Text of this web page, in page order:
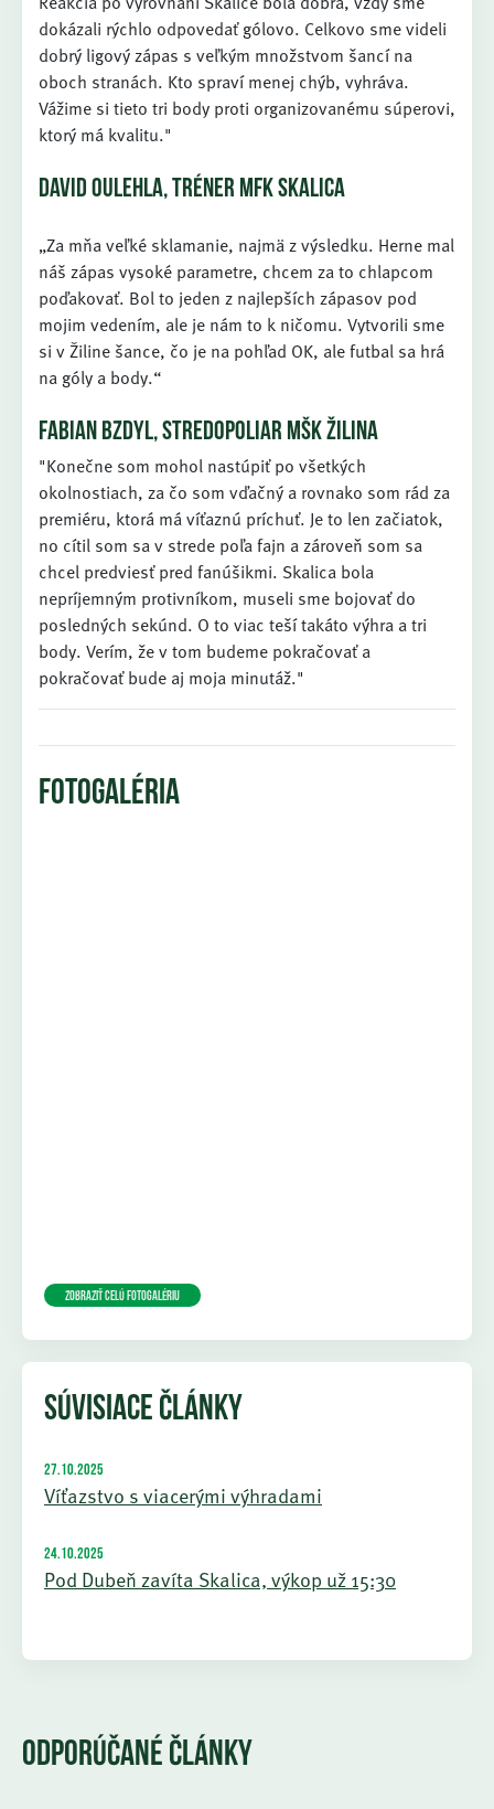
dokázali rýchlo odpovedať gólovo. Celkovo sme videli
dobrý ligový zápas s veľkým množstvom šancí na
oboch stranách. Kto spraví menej chýb, vyhráva.
Vážime si tieto tri body proti organizovanému súperovi,
ktorý má kvalitu."
DAVID OULEHLA, TRÉNER MFK SKALICA
„Za mňa veľké sklamanie, najmä z výsledku. Herne mal
náš zápas vysoké parametre, chcem za to chlapcom
poďakovať. Bol to jeden z najlepších zápasov pod
mojim vedením, ale je nám to k ničomu. Vytvorili sme
si v Žiline šance, čo je na pohľad OK, ale futbal sa hrá
na góly a body.“
FABIAN BZDYL, STREDOPOLIAR MŠK ŽILINA
"Konečne som mohol nastúpiť po všetkých
okolnostiach, za čo som vďačný a rovnako som rád za
premiéru, ktorá má víťaznú príchuť. Je to len začiatok,
no cítil som sa v strede poľa fajn a zároveň som sa
chcel predviesť pred fanúšikmi. Skalica bola
nepríjemným protivníkom, museli sme bojovať do
posledných sekúnd. O to viac teší takáto výhra a tri
body. Verím, že v tom budeme pokračovať a
pokračovať bude aj moja minutáž."
FOTOGALÉRIA
Zobraziť celú fotogalériu
SÚVISIACE ČLÁNKY
27.10.2025
Víťazstvo s viacerými výhradami
24.10.2025
Pod Dubeň zavíta Skalica, výkop už 15:30
ODPORÚČANÉ ČLÁNKY